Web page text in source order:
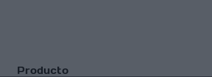
Producto